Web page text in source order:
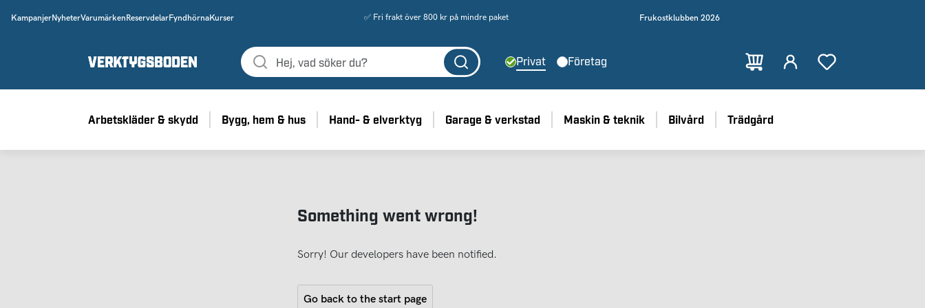
KampanjerNyheterVarumärken ReservdelarFyndhörnaKurser ✅ Fri frakt över 800 kr på mindre paket Frukostklubben 2026
Privat Företag
Arbetskläder & skydd Bygg, hem & hus Hand- & elverktyg Garage & verkstad Maskin & teknik Bilvård Trädgård
Something went wrong!
Sorry! Our developers have been notified.
Go back to the start page